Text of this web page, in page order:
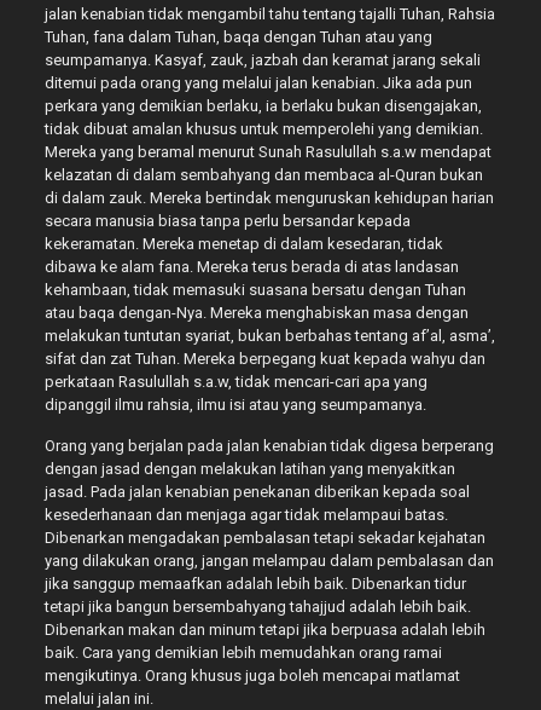
jalan kenabian tidak mengambil tahu tentang tajalli Tuhan, Rahsia
Tuhan, fana dalam Tuhan, baqa dengan Tuhan atau yang
seumpamanya. Kasyaf, zauk, jazbah dan keramat jarang sekali
ditemui pada orang yang melalui jalan kenabian. Jika ada pun
perkara yang demikian berlaku, ia berlaku bukan disengajakan,
tidak dibuat amalan khusus untuk memperolehi yang demikian.
Mereka yang beramal menurut Sunah Rasulullah s.a.w mendapat
kelazatan di dalam sembahyang dan membaca al-Quran bukan
di dalam zauk. Mereka bertindak menguruskan kehidupan harian
secara manusia biasa tanpa perlu bersandar kepada
kekeramatan. Mereka menetap di dalam kesedaran, tidak
dibawa ke alam fana. Mereka terus berada di atas landasan
kehambaan, tidak memasuki suasana bersatu dengan Tuhan
atau baqa dengan-Nya. Mereka menghabiskan masa dengan
melakukan tuntutan syariat, bukan berbahas tentang af’al, asma’,
sifat dan zat Tuhan. Mereka berpegang kuat kepada wahyu dan
perkataan Rasulullah s.a.w, tidak mencari-cari apa yang
dipanggil ilmu rahsia, ilmu isi atau yang seumpamanya.
Orang yang berjalan pada jalan kenabian tidak digesa berperang
dengan jasad dengan melakukan latihan yang menyakitkan
jasad. Pada jalan kenabian penekanan diberikan kepada soal
kesederhanaan dan menjaga agar tidak melampaui batas.
Dibenarkan mengadakan pembalasan tetapi sekadar kejahatan
yang dilakukan orang, jangan melampau dalam pembalasan dan
jika sanggup memaafkan adalah lebih baik. Dibenarkan tidur
tetapi jika bangun bersembahyang tahajjud adalah lebih baik.
Dibenarkan makan dan minum tetapi jika berpuasa adalah lebih
baik. Cara yang demikian lebih memudahkan orang ramai
mengikutinya. Orang khusus juga boleh mencapai matlamat
melalui jalan ini.